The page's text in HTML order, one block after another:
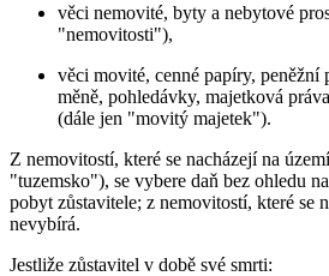
věci nemovité, byty a nebytové
"nemovitosti"),
věci movité, cenné papíry, peněžní
měně, pohledávky, majetková
(dále jen "movitý majetek").
Z nemovitostí, které se nacházejí na
"tuzemsko"), se vybere daň bez ohledu
pobyt zůstavitele; z nemovitostí, které se
nevybírá.
Jestliže zůstavitel v době své smrti: